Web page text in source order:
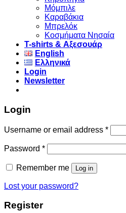
Μόμπιλε
Καραβάκια
Μπρελόκ
Κοσμήματα Νησαία
Τ-shirts & Αξεσουάρ
English
Ελληνικά
Login
Newsletter
Login
Username or email address *
Password *
Remember me Log in
Lost your password?
Register